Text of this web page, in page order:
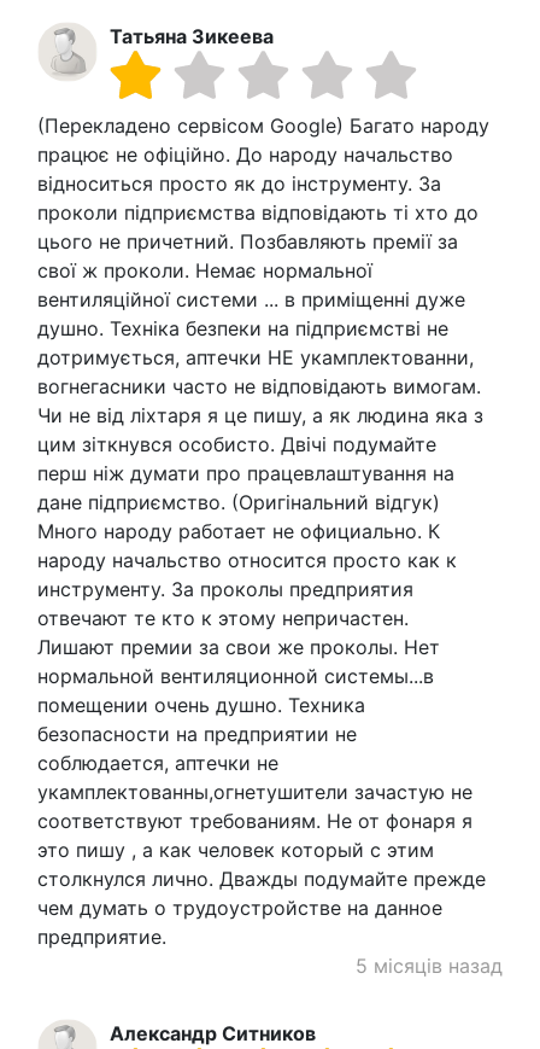
Татьяна Зикеева
(Перекладено сервісом Google) Багато народу
працює не офіційно. До народу начальство
відноситься просто як до інструменту. За
проколи підприємства відповідають ті хто до
цього не причетний. Позбавляють премії за
свої ж проколи. Немає нормальної
вентиляційної системи ... в приміщенні дуже
душно. Техніка безпеки на підприємстві не
дотримується, аптечки НЕ укамплектованни,
вогнегасники часто не відповідають вимогам.
Чи не від ліхтаря я це пишу, а як людина яка з
цим зіткнувся особисто. Двічі подумайте
перш ніж думати про працевлаштування на
дане підприємство. (Оригінальний відгук)
Много народу работает не официально. К
народу начальство относится просто как к
инструменту. За проколы предприятия
отвечают те кто к этому непричастен.
Лишают премии за свои же проколы. Нет
нормальной вентиляционной системы...в
помещении очень душно. Техника
безопасности на предприятии не
соблюдается, аптечки не
укамплектованны,огнетушители зачастую не
соответствуют требованиям. Не от фонаря я
это пишу , а как человек который с этим
столкнулся лично. Дважды подумайте прежде
чем думать о трудоустройстве на данное
предприятие.
5 місяців назад
Александр Ситников